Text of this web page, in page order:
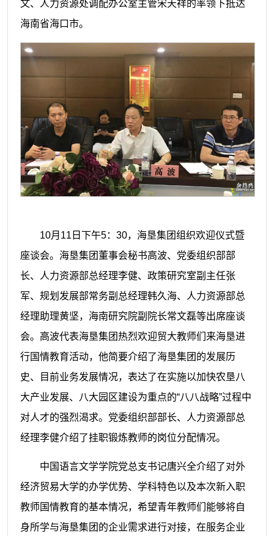
文、人力资源处调配办公室主管宋天祥的率领下抵达
海南省海口市。
10月 11 日下午5： 30，海垦集团组织欢迎仪式暨
座谈会。海垦集团董事会秘书高波、党委组织部部
长、人力资源部总经理李健、政策研究室副主任张
军、规划发展部常务副总经理韩久海、人力资源部总
经理助理黄坚，海南研究院副院长常文磊等出席座谈
会。高波代表海垦集团热烈欢迎贸大教师们来海垦进
行国情教育活动，他简要介绍了海垦集团的发展历
史、目前业务发展情况，表达了在实施以加快农垦八
大产业发展、八大园区建设为重点的“八八战略”过程中
对人才的强烈渴求。党委组织部部长、人力资源部总
经理李健介绍了挂职锻炼教师的岗位分配情况。
中国语言文学学院党总支书记唐兴全介绍了对外
经济贸易大学的办学优势、学科特色以及本次新入职
教师国情教育的基本情况，希望青年教师们能够将自
身所学与海垦集团的企业需求进行对接，在服务企业